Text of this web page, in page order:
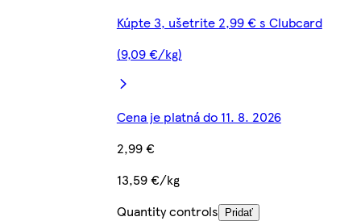
Kúpte 3, ušetrite 2,99 € s Clubcard
(9,09 €/kg)
Cena je platná do 11. 8. 2026
2,99 €
13,59 €/kg
Quantity controls
Pridať